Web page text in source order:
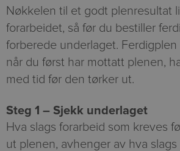
Nøkkelen til et godt plenresultat
forarbeidet, så før du bestiller
forberede underlaget. Ferdigplen
når du først har mottatt plenen,
med tid før den tørker ut.
Steg 1 – Sjekk underlaget
Hva slags forarbeid som kreves
ut plenen, avhenger av hva slags